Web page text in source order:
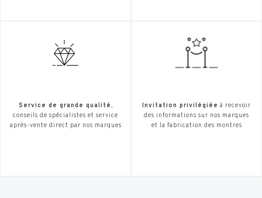
Service de grande qualité,
conseils de spécialistes et service
après-vente direct par nos marques
Invitation privilégiée à recevoir
des informations sur nos marques
et la fabrication des montres